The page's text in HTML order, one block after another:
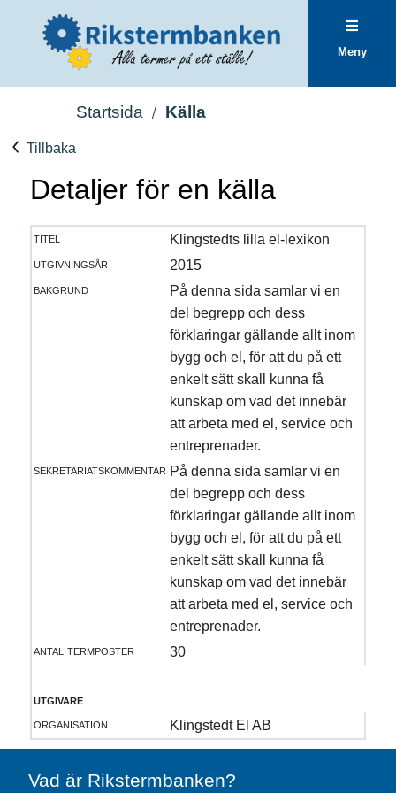
Meny
Startsida Källa
Tillbaka
Detaljer för en källa
titel
Klingstedts lilla el-lexikon
utgivningsår
2015
bakgrund
På denna sida samlar vi en
del begrepp och dess
förklaringar gällande allt inom
bygg och el, för att du på ett
enkelt sätt skall kunna få
kunskap om vad det innebär
att arbeta med el, service och
entreprenader.
sekretariatskommentar På denna sida samlar vi en
del begrepp och dess
förklaringar gällande allt inom
bygg och el, för att du på ett
enkelt sätt skall kunna få
kunskap om vad det innebär
att arbeta med el, service och
entreprenader.
antal termposter
30
utgivare
organisation
Klingstedt El AB
Vad är Rikstermbanken?